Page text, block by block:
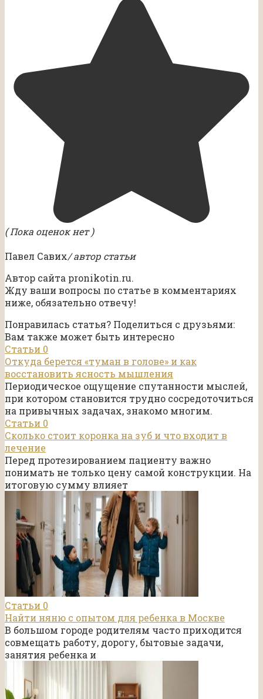
( Пока оценок нет )
Павел Савих/ автор статьи
Автор сайта pronikotin.ru.
Жду ваши вопросы по статье в комментариях
ниже, обязательно отвечу!
Понравилась статья? Поделиться с друзьями:
Вам также может быть интересно
Статьи 0
Откуда берется «туман в голове» и как
восстановить ясность мышления
Периодическое ощущение спутанности мыслей,
при котором становится трудно сосредоточиться
на привычных задачах, знакомо многим.
Статьи 0
Сколько стоит коронка на зуб и что входит в
лечение
Перед протезированием пациенту важно
понимать не только цену самой конструкции. На
итоговую сумму влияет
Статьи 0
Найти няню с опытом для ребенка в Москве
В большом городе родителям часто приходится
совмещать работу, дорогу, бытовые задачи,
занятия ребенка и